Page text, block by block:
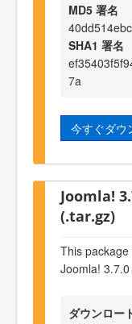
MD5 署名
SHA1 署名
7a
今すぐダウ
Joomla!
(.tar.gz)
This
Joomla! 3.7.0
ダウンロー